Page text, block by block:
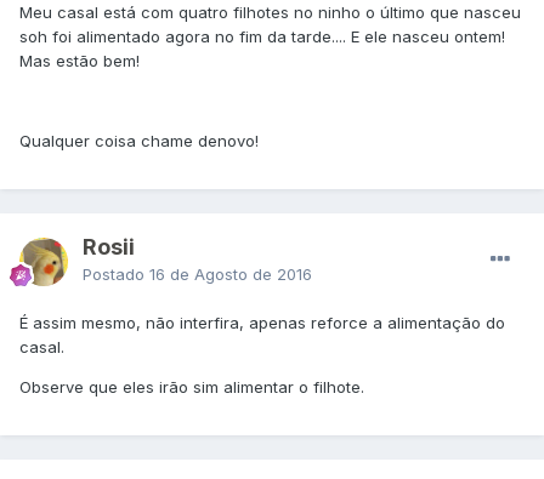
Meu casal está com quatro filhotes no ninho o último que nasceu
soh foi alimentado agora no fim da tarde.... E ele nasceu ontem!
Mas estão bem!
Qualquer coisa chame denovo!
Rosii
Postado 16 de Agosto de 2016
É assim mesmo, não interfira, apenas reforce a alimentação do
casal.
Observe que eles irão sim alimentar o filhote.